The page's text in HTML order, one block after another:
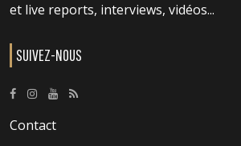
et live reports, interviews, vidéos...
SUIVEZ-NOUS
Contact